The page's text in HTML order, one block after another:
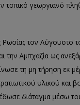
τοπικό γεωργιανό
Ρωσίας τον Αύγουστο
Αμπχαζία ως
τη μη τήρηση εκ
υλικού και
διάταγμα μέσω